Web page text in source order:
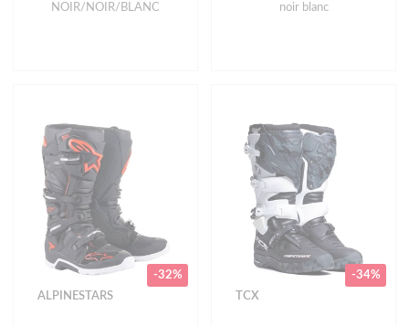
NOIR/NOIR/BLANC noir blanc
-32%
ALPINESTARS
-34%
TCX